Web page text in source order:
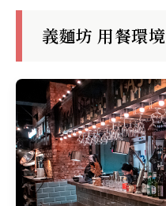
義麵坊 用餐環境